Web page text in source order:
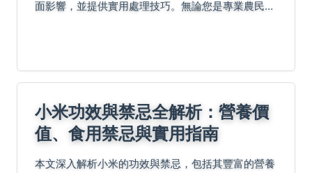
面影響，並提供實用處理技巧。無論您是專業農民還
小米功效與禁忌全解析：營養價
值、食用禁忌與實用指南
本文深入解析小米的功效與禁忌，包括其豐富的營養